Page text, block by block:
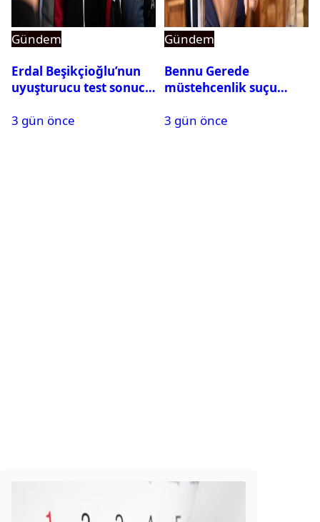
Gündem
Erdal Beşikçioğlu’nun
uyuşturucu test sonucu
3 gün önce
Gündem
Bennu Gerede
müstehcenlik suçu
alındı
3 gün önce